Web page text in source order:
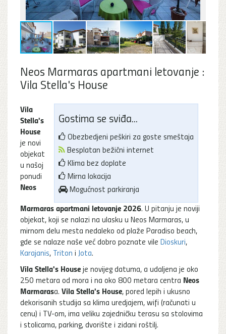
Neos Marmaras apartmani letovanje :
Vila Stella's House
Gostima se sviđa...
Obezbedjeni peškiri za goste smeštaja
Besplatan bežični internet
Klima bez doplate
Mirna lokacija
Mogućnost parkiranja
Vila
Stella's
House
je novi
objekat
u našoj
ponudi
Neos
Marmaras apartmani letovanje 2026. U pitanju je noviji
objekat, koji se nalazi na ulasku u Neos Marmaras, u
mirnom delu mesta nedaleko od plaže Paradiso beach,
gde se nalaze naše već dobro poznate vile Dioskuri,
Karajanis, Triton i Jota.
Vila Stella's Houseje novijeg datuma, a udaljena je oko
250 metara od mora i na oko 800 metara centra Neos
Marmarasa. Vila Stella's House, pored lepih i ukusno
dekorisanih studija sa klima uredjajem, wifi (računati u
cenu) i TV-om, ima veliku zajedničku terasu sa stolovima
i stolicama, parking, dvorište i zidani roštilj.